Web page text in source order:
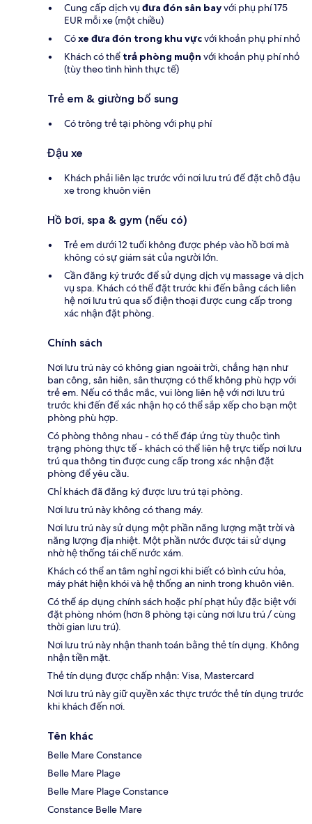
Cung cấp dịch vụ đưa đón sân bayvới phụ phí 175
EUR mỗi xe (một chiều)
Cóxe đưa đón trong khu vựcvới khoản phụ phí nhỏ
Khách có thể trả phòng muộn với khoản phụ phí nhỏ
(tùy theo tình hình thực tế)
Trẻ em & giường bổ sung
Có trông trẻ tại phòng với phụ phí
Đậu xe
Khách phải liên lạc trước với nơi lưu trú để đặt chỗ đậu
xe trong khuôn viên
Hồ bơi, spa & gym (nếu có)
Trẻ em dưới 12 tuổi không được phép vào hồ bơi mà
không có sự giám sát của người lớn.
Cần đăng ký trước để sử dụng dịch vụ massage và dịch
vụ spa. Khách có thể đặt trước khi đến bằng cách liên
hệ nơi lưu trú qua số điện thoại được cung cấp trong
xác nhận đặt phòng.
Chính sách
Nơi lưu trú này có không gian ngoài trời, chẳng hạn như
ban công, sân hiên, sân thượng có thể không phù hợp với
trẻ em. Nếu có thắc mắc, vui lòng liên hệ với nơi lưu trú
trước khi đến để xác nhận họ có thể sắp xếp cho bạn một
phòng phù hợp.
Có phòng thông nhau - có thể đáp ứng tùy thuộc tình
trạng phòng thực tế - khách có thể liên hệ trực tiếp nơi lưu
trú qua thông tin được cung cấp trong xác nhận đặt
phòng để yêu cầu.
Chỉ khách đã đăng ký được lưu trú tại phòng.
Nơi lưu trú này không có thang máy.
Nơi lưu trú này sử dụng một phần năng lượng mặt trời và
năng lượng địa nhiệt. Một phần nước được tái sử dụng
nhờ hệ thống tái chế nước xám.
Khách có thể an tâm nghỉ ngơi khi biết có bình cứu hỏa,
máy phát hiện khói và hệ thống an ninh trong khuôn viên.
Có thể áp dụng chính sách hoặc phí phạt hủy đặc biệt với
đặt phòng nhóm (hơn 8 phòng tại cùng nơi lưu trú / cùng
thời gian lưu trú).
Nơi lưu trú này nhận thanh toán bằng thẻ tín dụng. Không
nhận tiền mặt.
Thẻ tín dụng được chấp nhận: Visa, Mastercard
Nơi lưu trú này giữ quyền xác thực trước thẻ tín dụng trước
khi khách đến nơi.
Tên khác
Belle Mare Constance
Belle Mare Plage
Belle Mare Plage Constance
Constance Belle Mare